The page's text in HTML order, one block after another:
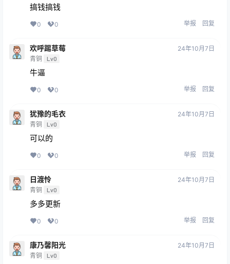
搞钱搞钱
0 0 举报 回复
欢呼踢草莓
青铜 Lv0
24年10月7日
牛逼
0 0 举报 回复
犹豫的毛衣
青铜 Lv0
24年10月7日
可以的
0 0 举报 回复
日渡怜
青铜 Lv0
24年10月7日
多多更新
0 0 举报 回复
康乃馨阳光
青铜 Lv0
24年10月7日